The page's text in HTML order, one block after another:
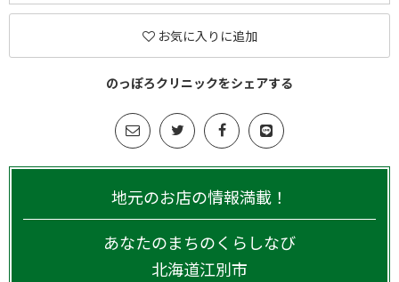
お気に入りに追加
のっぽろクリニックをシェアする
地元のお店の情報満載！
あなたのまちのくらしなび
北海道江別市